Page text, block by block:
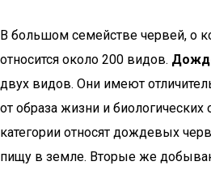
В большом семействе червей, о
относится около 200 видов.
двух видов. Они имеют
от образа жизни и биологических
категории относят дождевых
пищу в земле. Вторые же